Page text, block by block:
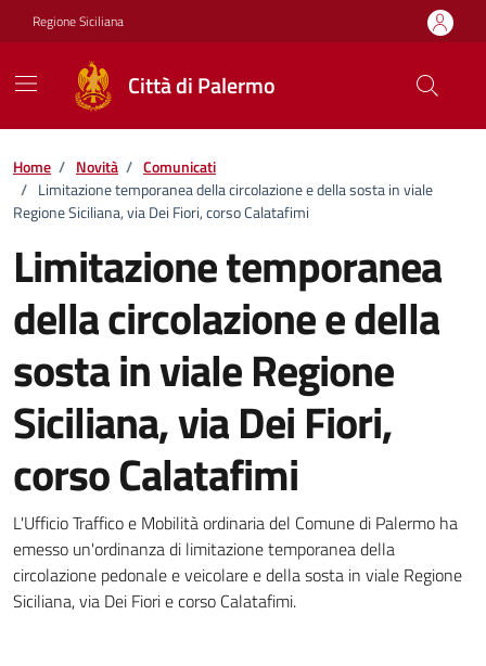
Vai ai contenuti
Vai al footer
Regione Siciliana
Città di Palermo
Home / Novità / Comunicati
/ Limitazione temporanea della circolazione e della sosta in viale
Regione Siciliana, via Dei Fiori, corso Calatafimi
Limitazione temporanea
della circolazione e della
sosta in viale Regione
Siciliana, via Dei Fiori,
corso Calatafimi
Dettagli della notizia
L'Ufficio Traffico e Mobilità ordinaria del Comune di Palermo ha
emesso un'ordinanza di limitazione temporanea della
circolazione pedonale e veicolare e della sosta in viale Regione
Siciliana, via Dei Fiori e corso Calatafimi.